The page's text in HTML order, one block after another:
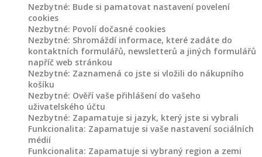
Nezbytné: Bude si pamatovat nastavení povelení
cookies
Nezbytné: Povolí dočasné cookies
Nezbytné: Shromáždí informace, které zadáte do
kontaktních formulářů, newsletterů a jiných formulářů
napříč web stránkou
Nezbytné: Zaznamená co jste si vložili do nákupního
košíku
Nezbytné: Ověří vaše přihlášení do vašeho
uživatelského účtu
Nezbytné: Zapamatuje si jazyk, který jste si vybrali
Funkcionalita: Zapamatuje si vaše nastavení sociálních
médií
Funkcionalita: Zapamatuje si vybraný region a zemi